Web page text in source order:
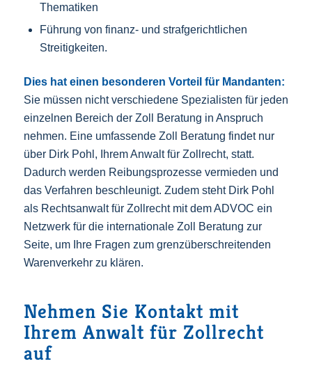
Thematiken
Führung von finanz- und strafgerichtlichen
Streitigkeiten.
Dies hat einen besonderen Vorteil für Mandanten:
Sie müssen nicht verschiedene Spezialisten für jeden
einzelnen Bereich der Zoll Beratung in Anspruch
nehmen. Eine umfassende Zoll Beratung findet nur
über Dirk Pohl, Ihrem Anwalt für Zollrecht, statt.
Dadurch werden Reibungsprozesse vermieden und
das Verfahren beschleunigt. Zudem steht Dirk Pohl
als Rechtsanwalt für Zollrecht mit dem ADVOC ein
Netzwerk für die internationale Zoll Beratung zur
Seite, um Ihre Fragen zum grenzüberschreitenden
Warenverkehr zu klären.
Nehmen Sie Kontakt mit
Ihrem Anwalt für Zollrecht
auf